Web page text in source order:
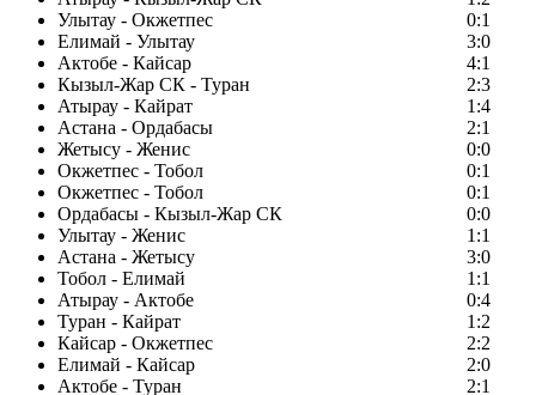
Улытау - Окжетпес
0:1
Елимай - Улытау
3:0
Актобе - Кайсар
4:1
Кызыл-Жар СК - Туран
2:3
Атырау - Кайрат
1:4
Астана - Ордабасы
2:1
Жетысу - Женис
0:0
Окжетпес - Тобол
0:1
Окжетпес - Тобол
0:1
Ордабасы - Кызыл-Жар СК
0:0
Улытау - Женис
1:1
Астана - Жетысу
3:0
Тобол - Елимай
1:1
Атырау - Актобе
0:4
Туран - Кайрат
1:2
Кайсар - Окжетпес
2:2
Елимай - Кайсар
2:0
Актобе - Туран
2:1